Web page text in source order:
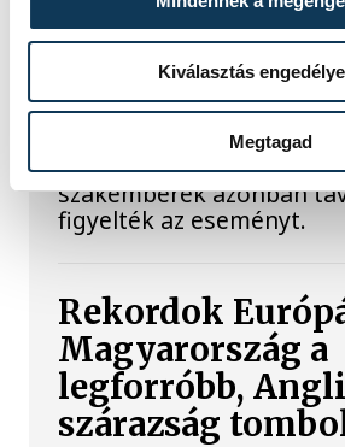
Kiválasztás
Megtagad
Rendhagyó esemény
reggel. Magyar idő
a Hold felszínébe
egyik Falcon–9
fokozata. A becsapódást
szabad szemmel nem
szakemberek azonban
figyelték az eseményt.
Rekordok
Magyarország a
legforróbb,
szárazság